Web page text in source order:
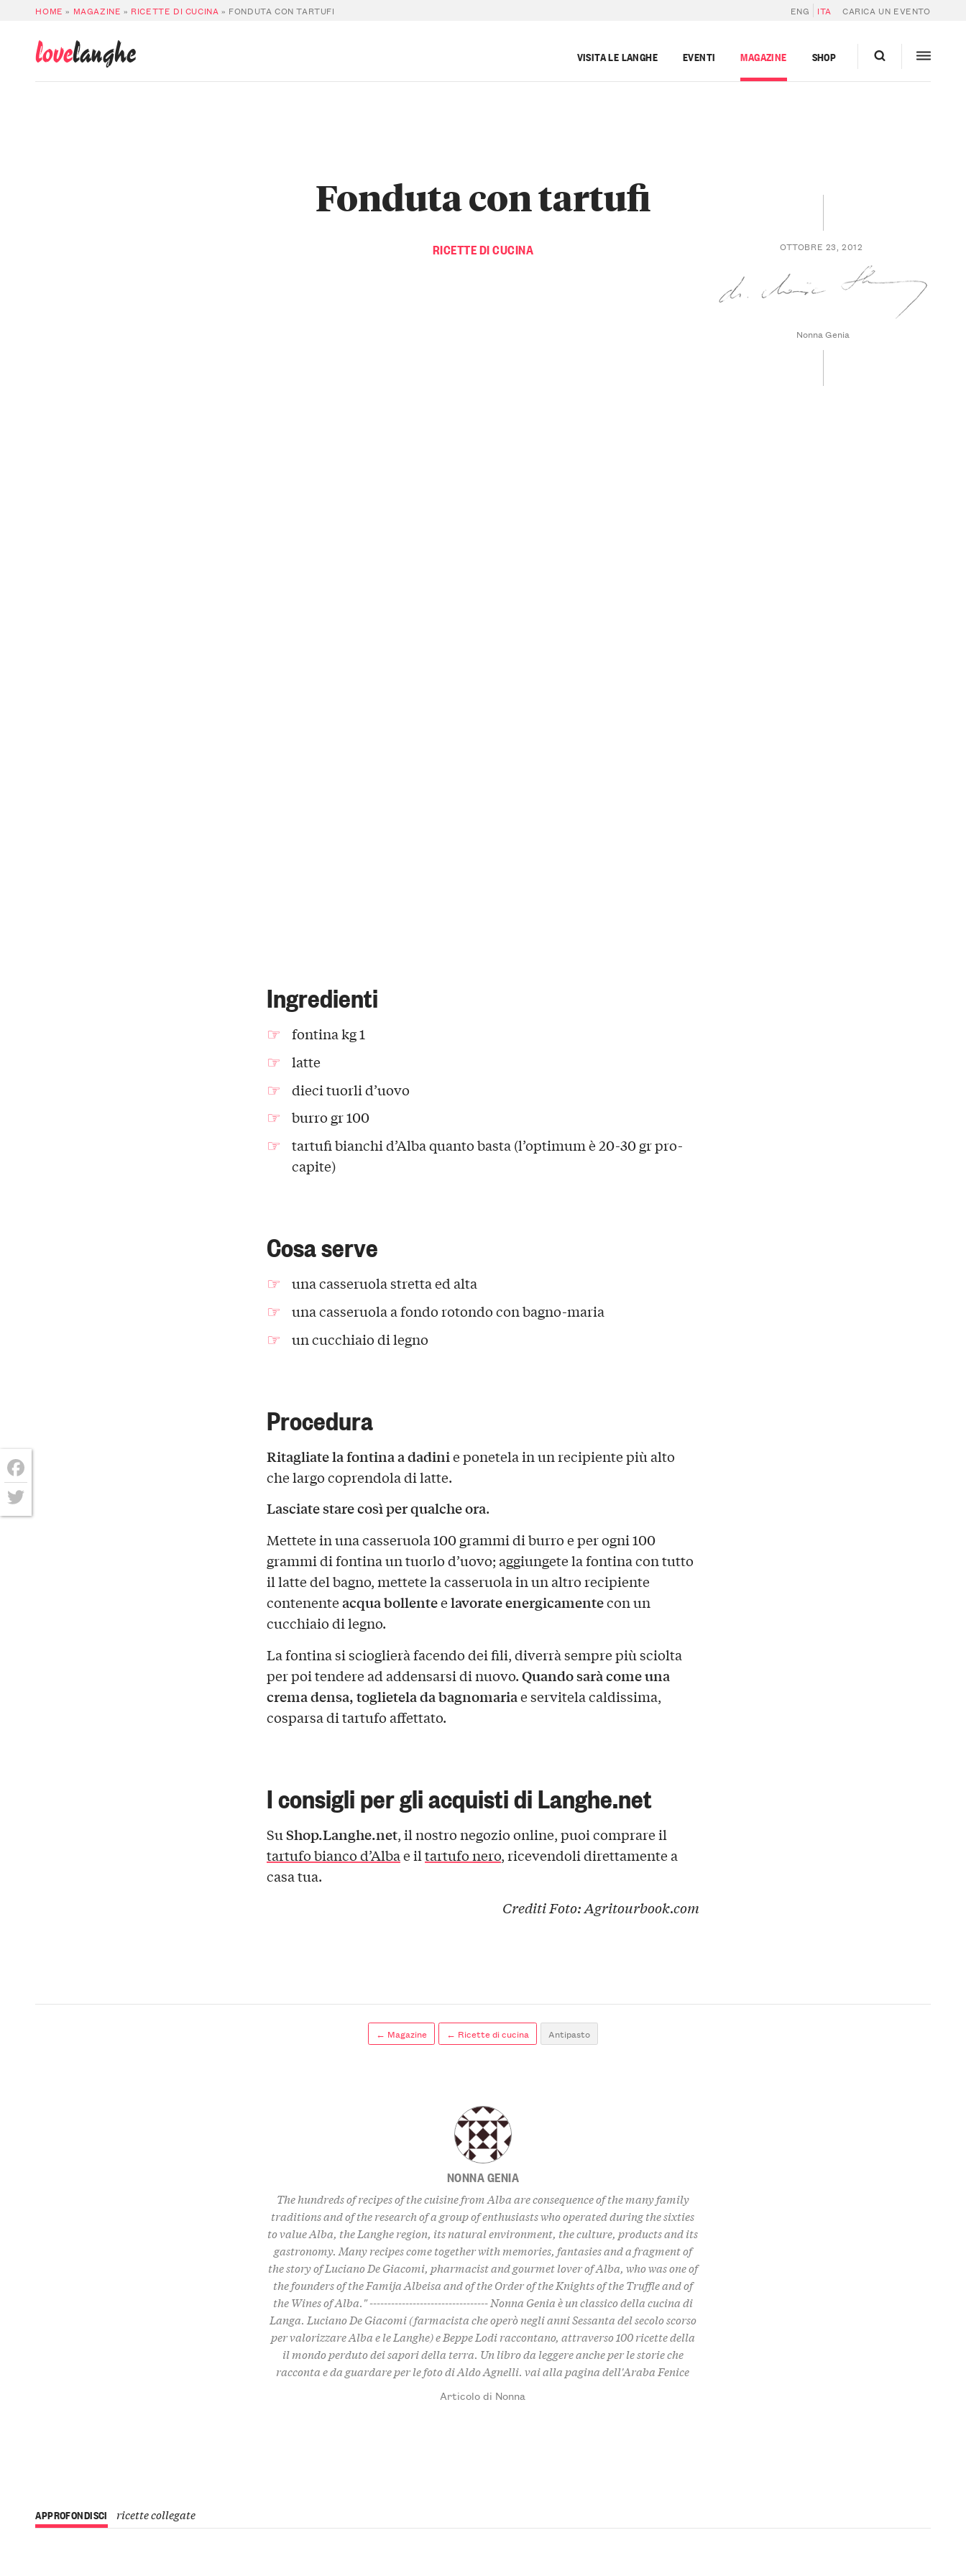
HOME » MAGAZINE » RICETTE DI CUCINA » FONDUTA CON TARTUFI ENG ITA CARICA UN EVENTO
lovelanghe VISITA LE LANGHE EVENTI MAGAZINE SHOP
RICETTE DI CUCINA
Fonduta con tartufi
OTTOBRE 23, 2012
Nonna Genia
Ingredienti
fontina kg 1
latte
dieci tuorli d’uovo
burro gr 100
tartufi bianchi d’Alba quanto basta (l’optimum è 20-30 gr pro-
capite)
Cosa serve
una casseruola stretta ed alta
una casseruola a fondo rotondo con bagno-maria
un cucchiaio di legno
Procedura
Ritagliate la fontina a dadinie ponetela in un recipiente più alto
che largo coprendola di latte.
Lasciate stare così per qualche ora.
Mettete in una casseruola 100 grammi di burro e per ogni 100
grammi di fontina un tuorlo d’uovo; aggiungete la fontina con tutto
il latte del bagno, mettete la casseruola in un altro recipiente
contenenteacqua bollenteelavorate energicamentecon un
cucchiaio di legno.
La fontina si scioglierà facendo dei fili, diverrà sempre più sciolta
per poi tendere ad addensarsi di nuovo.Quando sarà come una
crema densa, toglietela da bagnomariae servitela caldissima,
cosparsa di tartufo affettato.
I consigli per gli acquisti di Langhe.net
Su Shop.Langhe.net, il nostro negozio online, puoi comprare il
tartufo bianco d’Albae iltartufo nero, ricevendoli direttamente a
casa tua.
Crediti Foto: Agritourbook.com
← Magazine ← Ricette di cucina Antipasto
NONNA GENIA
The hundreds of recipes of the cuisine from Alba are consequence of the many family
traditions and of the research of a group of enthusiasts who operated during the sixties
to value Alba, the Langhe region, its natural environment, the culture, products and its
gastronomy. Many recipes come together with memories, fantasies and a fragment of
the story of Luciano De Giacomi, pharmacist and gourmet lover of Alba, who was one of
the founders of the Famija Albeisa and of the Order of the Knights of the Truffle and of
the Wines of Alba." --------------------------------- Nonna Genia è un classico della cucina di
Langa. Luciano De Giacomi (farmacista che operò negli anni Sessanta del secolo scorso
per valorizzare Alba e le Langhe) e Beppe Lodi raccontano, attraverso 100 ricette della
il mondo perduto dei sapori della terra. Un libro da leggere anche per le storie che
racconta e da guardare per le foto di Aldo Agnelli.vai alla pagina dell'Araba Fenice
Articolo di Nonna
APPROFONDISCI ricette collegate
Facebook
Twitter